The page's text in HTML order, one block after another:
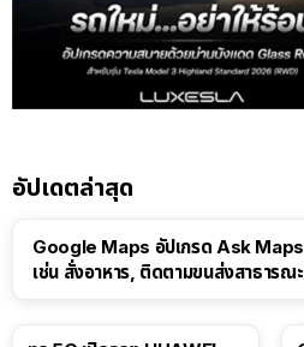
อัปเดตล่าสุด
Google Maps อัปเกรด Ask Maps
เช่น สั่งอาหาร, ติดตามขนส่งสาธารณะ